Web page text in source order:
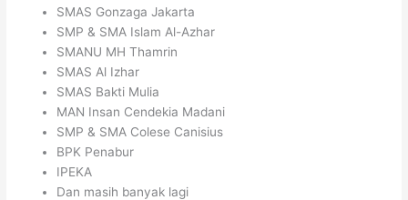
SMAS Gonzaga Jakarta
SMP & SMA Islam Al-Azhar
SMANU MH Thamrin
SMAS Al Izhar
SMAS Bakti Mulia
MAN Insan Cendekia Madani
SMP & SMA Colese Canisius
BPK Penabur
IPEKA
Dan masih banyak lagi